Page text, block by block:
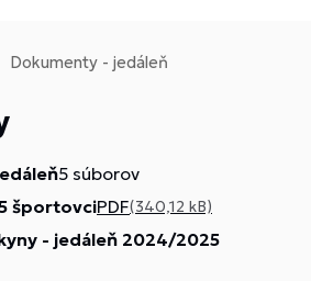
Dokumenty - jedáleň
5 súborov
športovciPDF(340,12 kB)
- jedáleň 2024/2025